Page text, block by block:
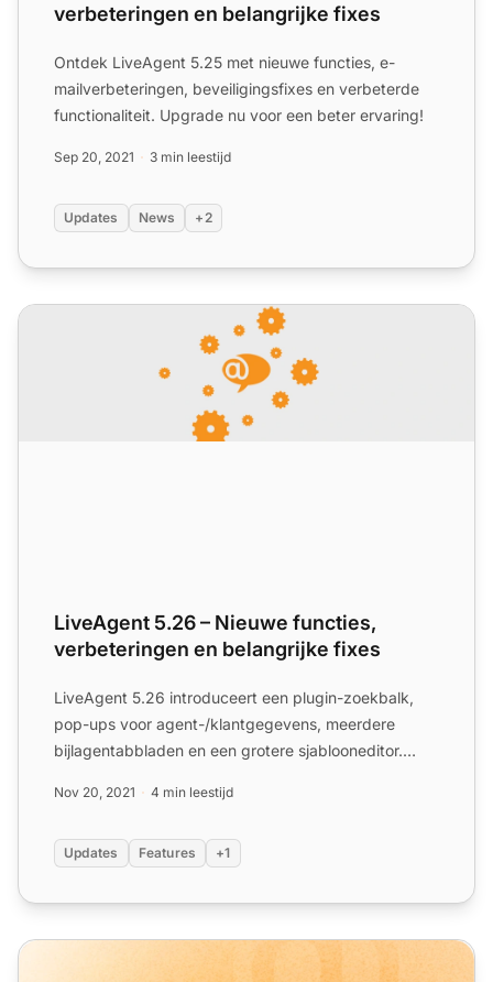
verbeteringen en belangrijke fixes
Ontdek LiveAgent 5.25 met nieuwe functies, e-
mailverbeteringen, beveiligingsfixes en verbeterde
functionaliteit. Upgrade nu voor een beter ervaring!
Sep 20, 2021 3 min leestijd
Updates News +2
LiveAgent 5.26 – Nieuwe functies, verbeteringen en
LiveAgent 5.26 – Nieuwe functies,
verbeteringen en belangrijke fixes
LiveAgent 5.26 introduceert een plugin-zoekbalk,
pop-ups voor agent-/klantgegevens, meerdere
bijlagentabbladen en een grotere sjablooneditor.
Nov 20, 2021 4 min leestijd
Updates Features +1
LiveAgent maandelijkse productupdate: April-editie